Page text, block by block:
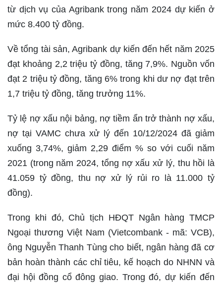
từ dịch vụ của Agribank trong năm 2024 dự kiến ở
mức 8.400 tỷ đồng.
Về tổng tài sản, Agribank dự kiến đến hết năm 2025
đạt khoảng 2,2 triệu tỷ đồng, tăng 7,9%. Nguồn vốn
đạt 2 triệu tỷ đồng, tăng 6% trong khi dư nợ đạt trên
1,7 triệu tỷ đồng, tăng trưởng 11%.
Tỷ lệ nợ xấu nội bảng, nợ tiềm ẩn trở thành nợ xấu,
nợ tại VAMC chưa xử lý đến 10/12/2024 đã giảm
xuống 3,74%, giảm 2,29 điểm % so với cuối năm
2021 (trong năm 2024, tổng nợ xấu xử lý, thu hồi là
41.059 tỷ đồng, thu nợ xử lý rủi ro là 11.000 tỷ
đồng).
Trong khi đó, Chủ tịch HĐQT Ngân hàng TMCP
Ngoại thương Việt Nam (Vietcombank - mã: VCB),
ông Nguyễn Thanh Tùng cho biết, ngân hàng đã cơ
bản hoàn thành các chỉ tiêu, kế hoạch do NHNN và
đại hội đồng cổ đông giao. Trong đó, dự kiến đến